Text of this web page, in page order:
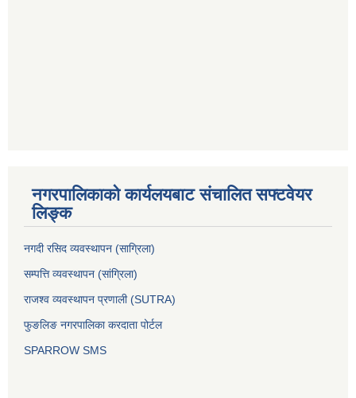
नगरपालिकाको कार्यलयबाट संचालित सफ्टवेयर
लिङ्क
नगदी रसिद व्यवस्थापन (साग्रिला)
सम्पत्ति व्यवस्थापन (सांग्रिला)
राजश्व व्यवस्थापन प्रणाली (SUTRA)
फुङलिङ नगरपालिका करदाता पोर्टल
SPARROW SMS